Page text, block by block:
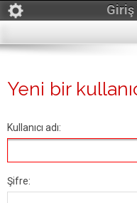
Giriş
Yeni bir
Kullanıcı adı:
Şifre: